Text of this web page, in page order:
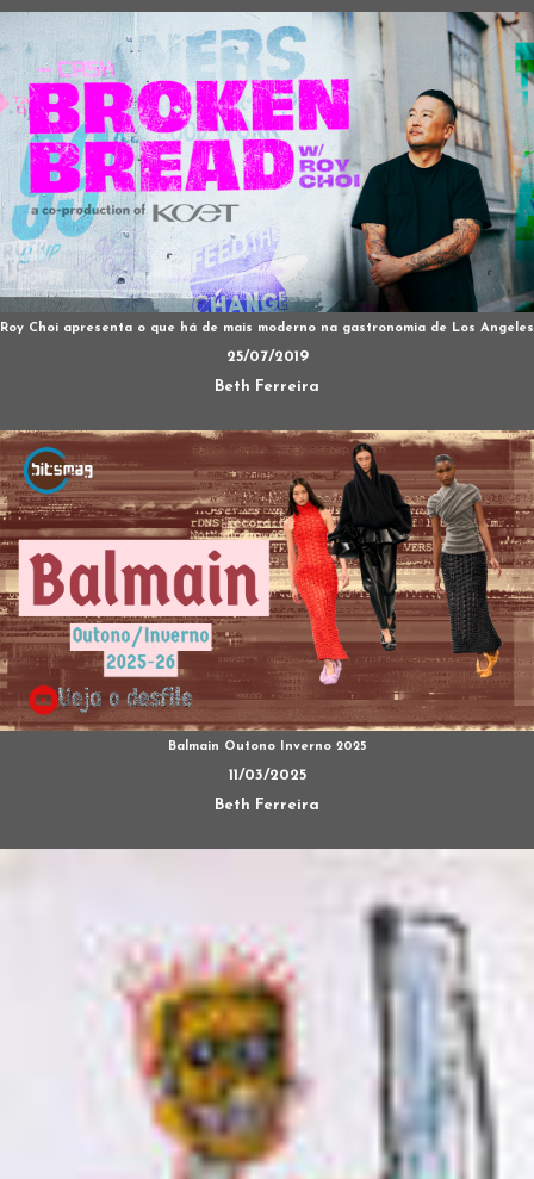
Roy Choi apresenta o que há de mais moderno na gastronomia de Los Angeles
25/07/2019
Beth Ferreira
Balmain Outono Inverno 2025
11/03/2025
Beth Ferreira